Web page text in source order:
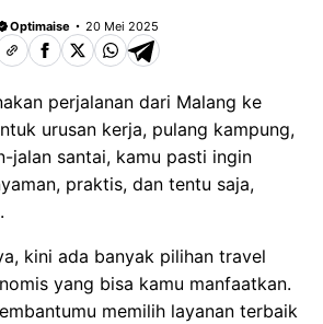
Optimaise 20 Mei 2025
perjalanan dari Malang ke
urusan kerja, pulang kampung,
jalan santai, kamu pasti ingin
praktis, dan tentu saja,
kini ada banyak pilihan travel
yang bisa kamu manfaatkan.
memilih layanan terbaik